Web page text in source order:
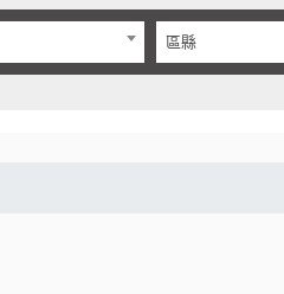
區縣